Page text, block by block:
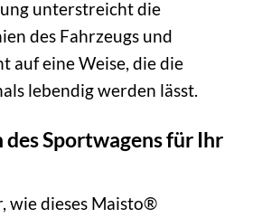
unterstreicht die
des Fahrzeugs und
auf eine Weise, die die
lebendig werden lässt.
des Sportwagens für Ihr
wie dieses Maisto®